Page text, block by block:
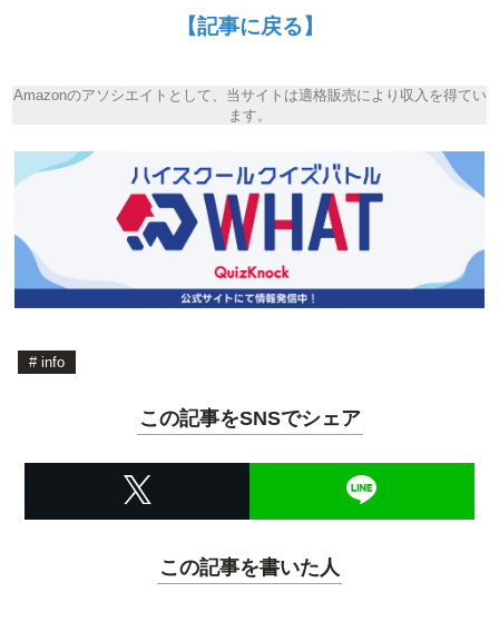
【記事に戻る】
Amazonのアソシエイトとして、当サイトは適格販売により収入を得てい
ます。
# info
この記事をSNSでシェア
この記事を書いた人